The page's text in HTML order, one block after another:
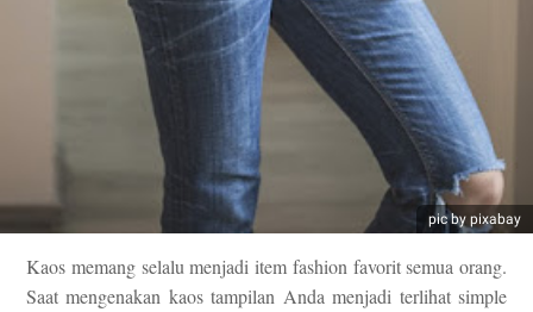
pic by pixabay
Kaos memang selalu menjadi item fashion favorit semua orang.
Saat mengenakan kaos tampilan Anda menjadi terlihat simple